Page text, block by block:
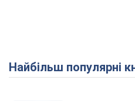
Найбільш популярні